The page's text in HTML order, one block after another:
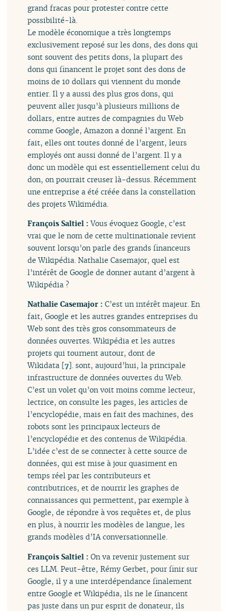
grand fracas pour protester contre cette
possibilité-là.
Le modèle économique a très longtemps
exclusivement reposé sur les dons, des dons qui
sont souvent des petits dons, la plupart des
dons qui financent le projet sont des dons de
moins de 10 dollars qui viennent du monde
entier. Il y a aussi des plus gros dons, qui
peuvent aller jusqu’à plusieurs millions de
dollars, entre autres de compagnies du Web
comme Google, Amazon a donné l’argent. En
fait, elles ont toutes donné de l’argent, leurs
employés ont aussi donné de l’argent. Il y a
donc un modèle qui est essentiellement celui du
don, on pourrait creuser là-dessus. Récemment
une entreprise a été créée dans la constellation
des projets Wikimédia.
François Saltiel :Vous évoquez Google, c’est
vrai que le nom de cette multinationale revient
souvent lorsqu’on parle des grands financeurs
de Wikipédia. Nathalie Casemajor, quel est
l’intérêt de Google de donner autant d’argent à
Wikipédia ?
Nathalie Casemajor :C’est un intérêt majeur. En
fait, Google et les autres grandes entreprises du
Web sont des très gros consommateurs de
données ouvertes. Wikipédia et les autres
projets qui tournent autour, dont de
Wikidata [7]. sont, aujourd’hui, la principale
infrastructure de données ouvertes du Web.
C’est un volet qu’on voit moins comme lecteur,
lectrice, on consulte les pages, les articles de
l’encyclopédie, mais en fait des machines, des
robots sont les principaux lecteurs de
l’encyclopédie et des contenus de Wikipédia.
L’idée c’est de se connecter à cette source de
données, qui est mise à jour quasiment en
temps réel par les contributeurs et
contributrices, et de nourrir les graphes de
connaissances qui permettent, par exemple à
Google, de répondre à vos requêtes et, de plus
en plus, à nourrir les modèles de langue, les
grands modèles d’IA conversationnelle.
François Saltiel :On va revenir justement sur
ces LLM. Peut-être, Rémy Gerbet, pour finir sur
Google, il y a une interdépendance finalement
entre Google et Wikipédia, ils ne le financent
pas juste dans un pur esprit de donateur, ils